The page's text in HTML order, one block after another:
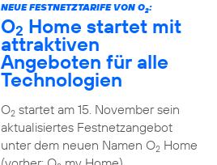
NEUE FESTNETZTARIFE VON O2:
O2 Home startet mit
attraktiven
Angeboten für alle
Technologien
O2startet am 15. November sein
aktualisiertes Festnetzangebot
unter dem neuen Namen O2Home